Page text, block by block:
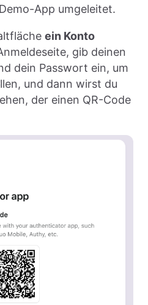
App umgeleitet.
ein Konto
gib deinen
dein Passwort ein, um
und dann wirst du
der einen QR-Code